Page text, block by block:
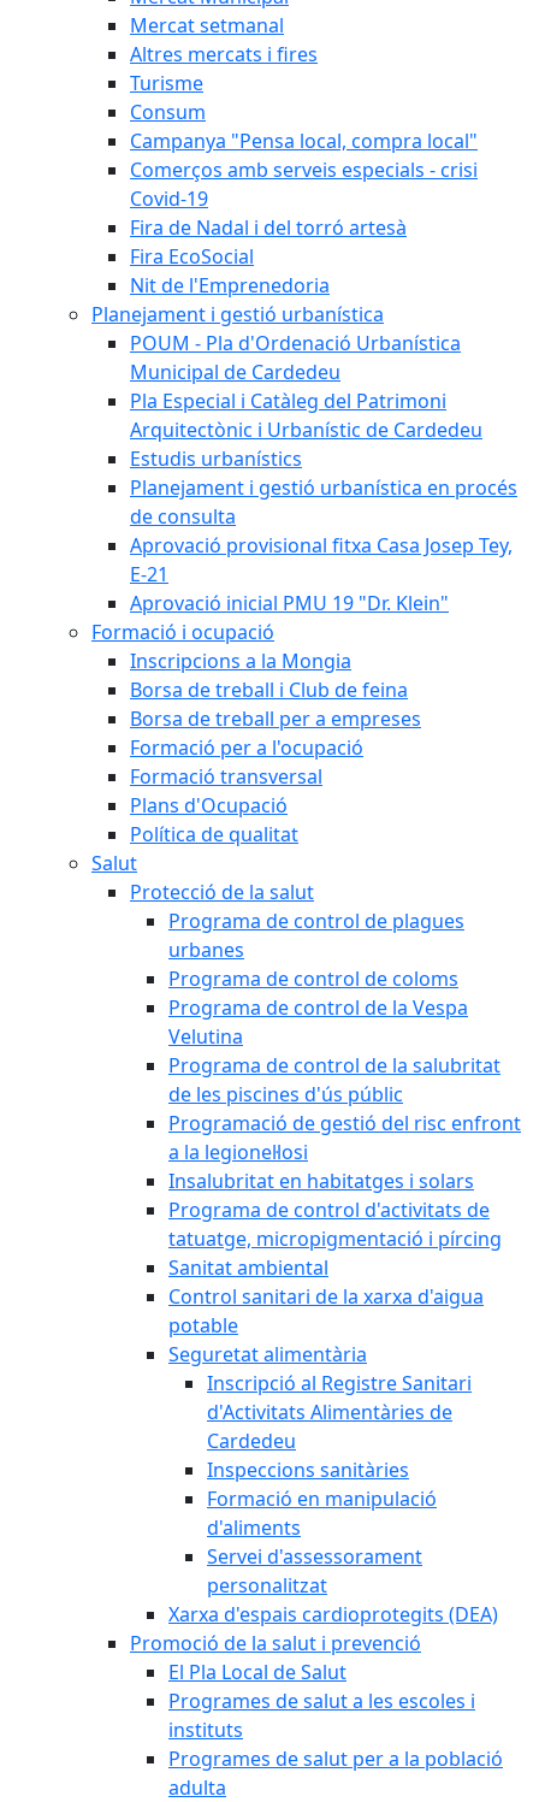
Mercat setmanal
Altres mercats i fires
Turisme
Consum
Campanya "Pensa local, compra local"
Comerços amb serveis especials - crisi
Covid-19
Fira de Nadal i del torró artesà
Fira EcoSocial
Nit de l'Emprenedoria
Planejament i gestió urbanística
POUM - Pla d'Ordenació Urbanística
Municipal de Cardedeu
Pla Especial i Catàleg del Patrimoni
Arquitectònic i Urbanístic de Cardedeu
Estudis urbanístics
Planejament i gestió urbanística en procés
de consulta
Aprovació provisional fitxa Casa Josep Tey,
E-21
Aprovació inicial PMU 19 "Dr. Klein"
Formació i ocupació
Inscripcions a la Mongia
Borsa de treball i Club de feina
Borsa de treball per a empreses
Formació per a l'ocupació
Formació transversal
Plans d'Ocupació
Política de qualitat
Salut
Protecció de la salut
Programa de control de plagues
urbanes
Programa de control de coloms
Programa de control de la Vespa
Velutina
Programa de control de la salubritat
de les piscines d'ús públic
Programació de gestió del risc enfront
a la legionel·losi
Insalubritat en habitatges i solars
Programa de control d'activitats de
tatuatge, micropigmentació i pírcing
Sanitat ambiental
Control sanitari de la xarxa d'aigua
potable
Seguretat alimentària
Inscripció al Registre Sanitari
d'Activitats Alimentàries de
Cardedeu
Inspeccions sanitàries
Formació en manipulació
d'aliments
Servei d'assessorament
personalitzat
Xarxa d'espais cardioprotegits (DEA)
Promoció de la salut i prevenció
El Pla Local de Salut
Programes de salut a les escoles i
instituts
Programes de salut per a la població
adulta